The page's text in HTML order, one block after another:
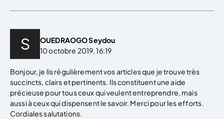
OUEDRAOGO Seydou
10 octobre 2019, 16:19
Bonjour, je lis régulièrement vos articles que je trouve très
succincts, clairs et pertinents. Ils constituent une aide
précieuse pour tous ceux qui veulent entreprendre, mais
aussi à ceux qui dispensent le savoir. Merci pour les efforts.
Cordiales salutations.